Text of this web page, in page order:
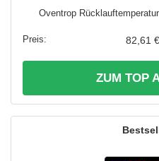
Oventrop
82,61 €
ZUM TOP